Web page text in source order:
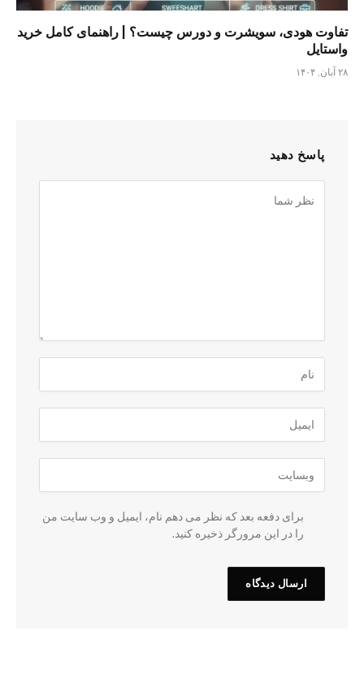
تفاوت هودی، سویشرت و دورس چیست؟ | راهنمای کامل خرید
واستایل
۲۸ آبان, ۱۴۰۴
پاسخ دهید
برای دفعه بعد که نظر می دهم نام، ایمیل و وب سایت من
را در این مرورگر ذخیره کنید.